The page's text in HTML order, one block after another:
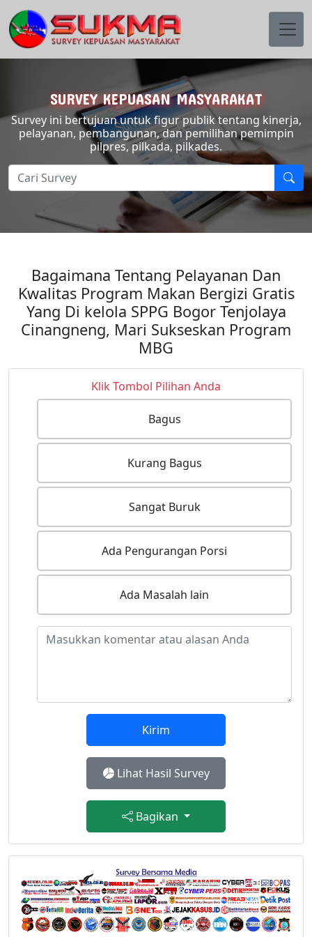
SURVEY KEPUASAN MASYARAKAT
Survey ini bertujuan untuk figur publik tentang kinerja,
pelayanan, pembangunan, dan pemilihan pemimpin
pilpres, pilkada, pilkades.
Bagaimana Tentang Pelayanan Dan
Kwalitas Program Makan Bergizi Gratis
Yang Di kelola SPPG Bogor Tenjolaya
Cinangneng, Mari Sukseskan Program
MBG
Klik Tombol Pilihan Anda
Bagus
Kurang Bagus
Sangat Buruk
Ada Pengurangan Porsi
Ada Masalah lain
Kirim
Lihat Hasil Survey
Bagikan